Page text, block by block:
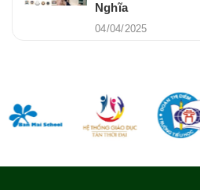
Nghĩa
04/04/2025